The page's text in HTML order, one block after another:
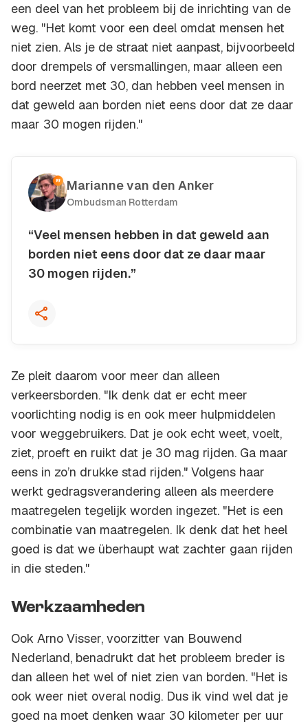
een deel van het probleem bij de inrichting van de
weg. "Het komt voor een deel omdat mensen het
niet zien. Als je de straat niet aanpast, bijvoorbeeld
door drempels of versmallingen, maar alleen een
bord neerzet met 30, dan hebben veel mensen in
dat geweld aan borden niet eens door dat ze daar
maar 30 mogen rijden."
Marianne van den Anker
Ombudsman Rotterdam
“Veel mensen hebben in dat geweld aan
borden niet eens door dat ze daar maar
30 mogen rijden.”
Kopieer quote
Ze pleit daarom voor meer dan alleen
verkeersborden. "Ik denk dat er echt meer
voorlichting nodig is en ook meer hulpmiddelen
voor weggebruikers. Dat je ook echt weet, voelt,
ziet, proeft en ruikt dat je 30 mag rijden. Ga maar
eens in zo’n drukke stad rijden." Volgens haar
werkt gedragsverandering alleen als meerdere
maatregelen tegelijk worden ingezet. "Het is een
combinatie van maatregelen. Ik denk dat het heel
goed is dat we überhaupt wat zachter gaan rijden
in die steden."
Werkzaamheden
Ook Arno Visser, voorzitter van Bouwend
Nederland, benadrukt dat het probleem breder is
dan alleen het wel of niet zien van borden. "Het is
ook weer niet overal nodig. Dus ik vind wel dat je
goed na moet denken waar 30 kilometer per uur